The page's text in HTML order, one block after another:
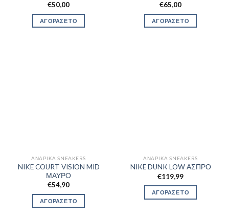
€50,00
ΑΓΟΡΑΣΕ ΤΟ
€65,00
ΑΓΟΡΑΣΕ ΤΟ
ΑΝΔΡΙΚΆ SNEAKERS
NIKE COURT VISION MID
ΜΑΥΡΟ
€54,90
ΑΓΟΡΑΣΕ ΤΟ
ΑΝΔΡΙΚΆ SNEAKERS
NIKE DUNK LOW ΑΣΠΡΟ
€119,99
ΑΓΟΡΑΣΕ ΤΟ